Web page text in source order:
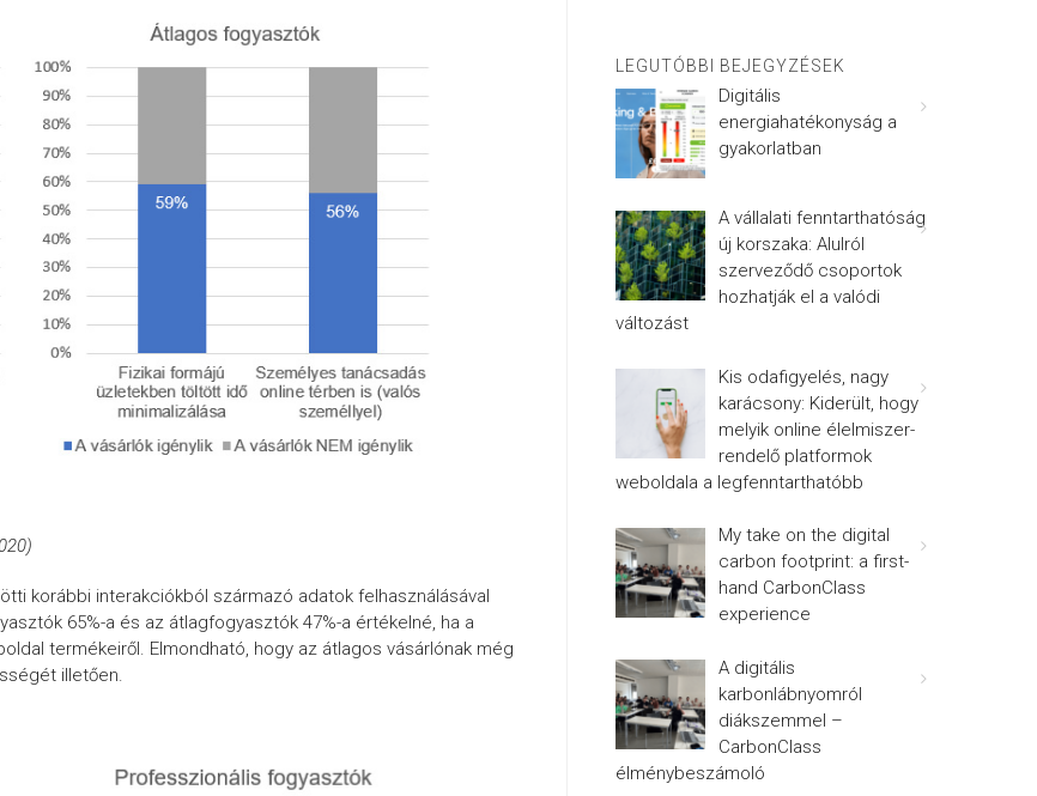
korábbi interakciókból származó adatok felhasználásával
65%-a és az átlagfogyasztók 47%-a értékelné, ha a
termékeiről. Elmondható, hogy az átlagos vásárlónak még
illetően.
LEGUTÓBBI BEJEGYZÉSEK
Digitális
energiahatékonyság a
gyakorlatban
A vállalati fenntarthatóság
új korszaka: Alulról
szerveződő csoportok
hozhatják el a valódi
változást
Kis odafigyelés, nagy
karácsony: Kiderült, hogy
melyik online élelmiszer-
rendelő platformok
weboldala a legfenntarthatóbb
My take on the digital
carbon footprint: a first-
hand CarbonClass
experience
A digitális
karbonlábnyomról
diákszemmel –
CarbonClass
élménybeszámoló